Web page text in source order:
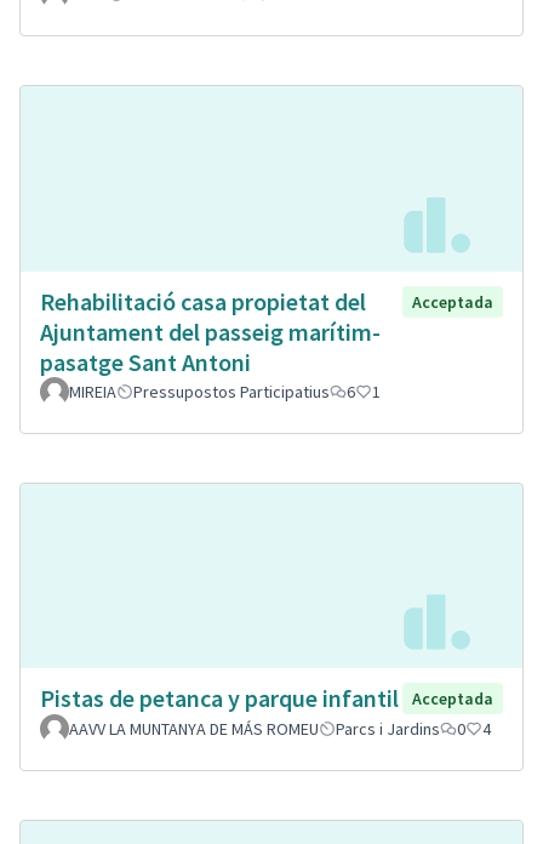
Rehabilitació casa propietat del
Ajuntament del passeig marítim-
pasatge Sant Antoni
Acceptada
MIREIA Pressupostos Participatius 6 1
Pistas de petanca y parque infantil
Acceptada
AAVV LA MUNTANYA DE MÁS ROMEU
Parcs i Jardins 0 4